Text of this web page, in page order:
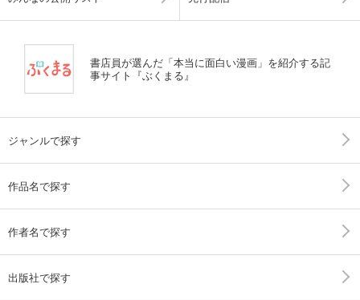
書店員が選んだ「本当に面白い漫画」を紹介する記
事サイト『ぶくまる』
ジャンルで探す
作品名で探す
作者名で探す
出版社で探す